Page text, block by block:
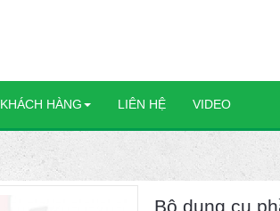
KHÁCH HÀNG LIÊN HỆ VIDEO
Bộ dụng cụ